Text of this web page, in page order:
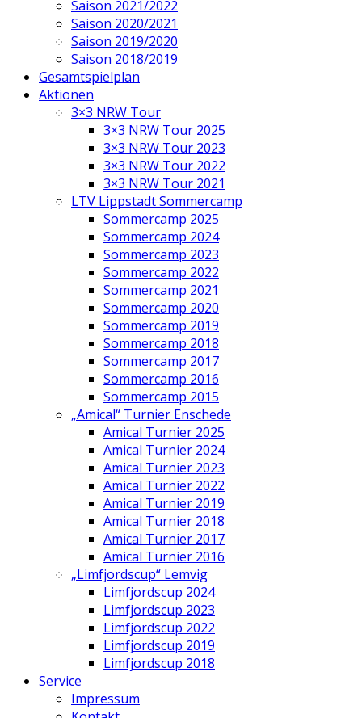
Saison 2021/2022
Saison 2020/2021
Saison 2019/2020
Saison 2018/2019
Gesamtspielplan
Aktionen
3×3 NRW Tour
3×3 NRW Tour 2025
3×3 NRW Tour 2023
3×3 NRW Tour 2022
3×3 NRW Tour 2021
LTV Lippstadt Sommercamp
Sommercamp 2025
Sommercamp 2024
Sommercamp 2023
Sommercamp 2022
Sommercamp 2021
Sommercamp 2020
Sommercamp 2019
Sommercamp 2018
Sommercamp 2017
Sommercamp 2016
Sommercamp 2015
„Amical“ Turnier Enschede
Amical Turnier 2025
Amical Turnier 2024
Amical Turnier 2023
Amical Turnier 2022
Amical Turnier 2019
Amical Turnier 2018
Amical Turnier 2017
Amical Turnier 2016
„Limfjordscup“ Lemvig
Limfjordscup 2024
Limfjordscup 2023
Limfjordscup 2022
Limfjordscup 2019
Limfjordscup 2018
Service
Impressum